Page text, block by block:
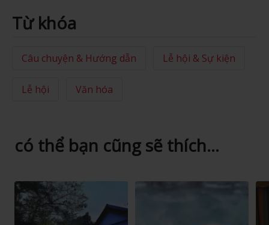
Từ khóa
Câu chuyện & Hướng dẫn Lễ hội & Sự kiện
Lễ hội Văn hóa
có thể bạn cũng sẽ thích...